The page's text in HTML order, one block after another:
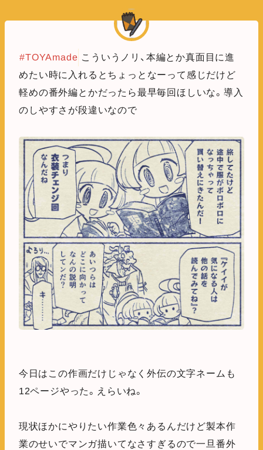
#TOYAmade こういうノリ、本編とか真面目に進
めたい時に入れるとちょっとなーって感じだけど
軽めの番外編とかだったら最早毎回ほしいな。導入
のしやすさが段違いなので
今日はこの作画だけじゃなく外伝の文字ネームも
12ページやった。えらいね。
現状ほかにやりたい作業色々あるんだけど製本作
業のせいでマンガ描いてなさすぎるので一旦番外